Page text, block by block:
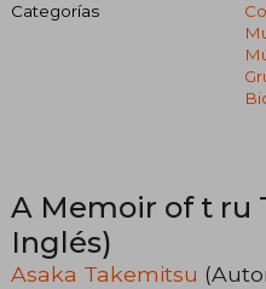
Categorías
A Memoir of t ru
Inglés)
Asaka Takemitsu